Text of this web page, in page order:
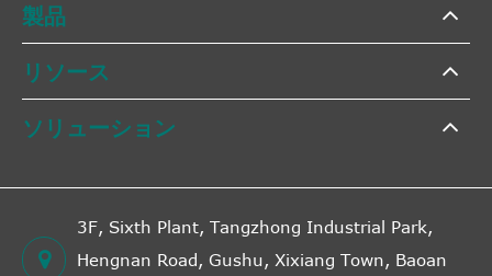
製品
リソース
ソリューション
3F, Sixth Plant, Tangzhong Industrial Park,
Hengnan Road, Gushu, Xixiang Town, Baoan